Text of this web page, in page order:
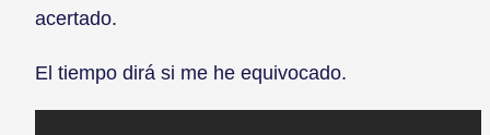
acertado.
El tiempo dirá si me he equivocado.